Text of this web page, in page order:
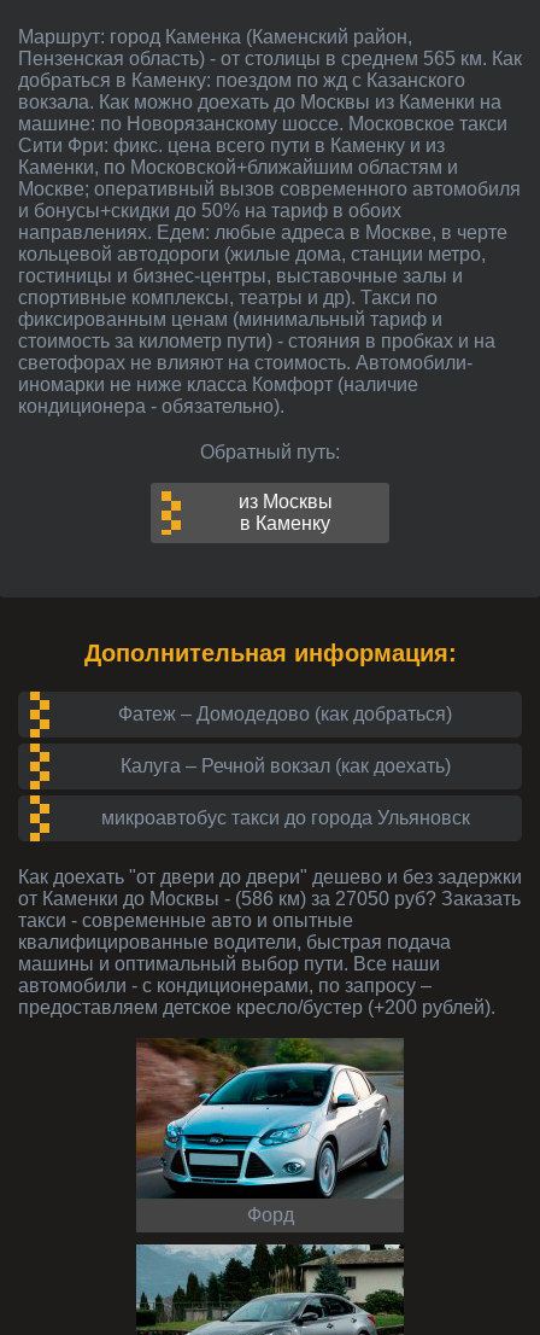
Маршрут: город Каменка (Каменский район,
Пензенская область) - от столицы в среднем 565 км. Как
добраться в Каменку: поездом по жд с Казанского
вокзала. Как можно доехать до Москвы из Каменки на
машине: по Новорязанскому шоссе. Московское такси
Сити Фри: фикс. цена всего пути в Каменку и из
Каменки, по Московской+ближайшим областям и
Москве; оперативный вызов современного автомобиля
и бонусы+скидки до 50% на тариф в обоих
направлениях. Едем: любые адреса в Москве, в черте
кольцевой автодороги (жилые дома, станции метро,
гостиницы и бизнес-центры, выставочные залы и
спортивные комплексы, театры и др). Такси по
фиксированным ценам (минимальный тариф и
стоимость за километр пути) - стояния в пробках и на
светофорах не влияют на стоимость. Автомобили-
иномарки не ниже класса Комфорт (наличие
кондиционера - обязательно).
Обратный путь:
из Москвы
в Каменку
Дополнительная информация:
Фатеж – Домодедово (как добраться)
Калуга – Речной вокзал (как доехать)
микроавтобус такси до города Ульяновск
Как доехать "от двери до двери" дешево и без задержки
от Каменки до Москвы - (586 км) за 27050 руб? Заказать
такси - современные авто и опытные
квалифицированные водители, быстрая подача
машины и оптимальный выбор пути. Все наши
автомобили - с кондиционерами, по запросу –
предоставляем детское кресло/бустер (+200 рублей).
Форд